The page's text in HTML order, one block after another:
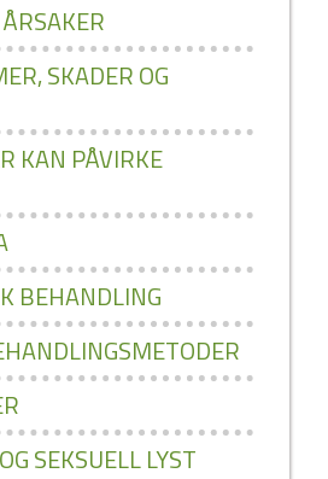
SKADER OG
KAN PÅVIRKE
BEHANDLING
SEKSUELL LYST